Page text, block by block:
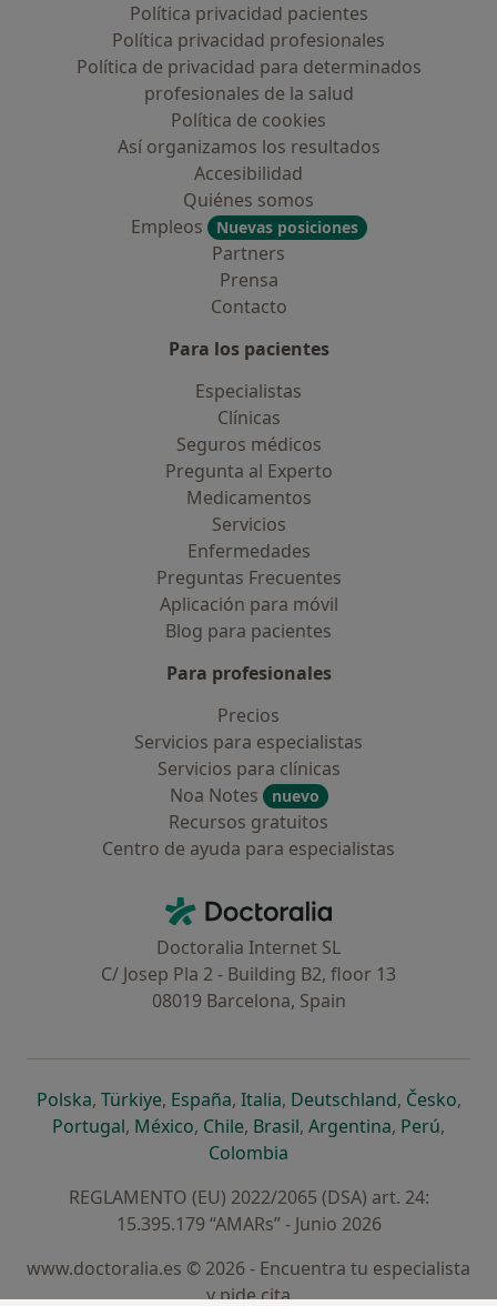
Política privacidad pacientes
Política privacidad profesionales
Política de privacidad para determinados
profesionales de la salud
Política de cookies
Así organizamos los resultados
Accesibilidad
Quiénes somos
Empleos
Nuevas posiciones
Partners
Prensa
Contacto
Para los pacientes
Especialistas
Clínicas
Seguros médicos
Pregunta al Experto
Medicamentos
Servicios
Enfermedades
Preguntas Frecuentes
Aplicación para móvil
Blog para pacientes
Para profesionales
Precios
Servicios para especialistas
Servicios para clínicas
Noa Notes
nuevo
Recursos gratuitos
Centro de ayuda para especialistas
Doctoralia - Página de inicio
Doctoralia Internet SL
C/ Josep Pla 2 - Building B2, floor 13
08019 Barcelona, Spain
Polskase abre en una nueva pestaña
, Türkiyese abre en una nueva pestaña
, Españase abre en una nueva pestaña
, Italiase abre en una nueva
, Deutschlandse abre en
, Českose
,
Portugalse abre en una nueva pestaña
, Méxicose abre en una nueva pestaña
, Chilese abre en una nueva pestaña
, Brasilse abre en una nueva
, Argentinase abre en
, Perúse
,
Colombia
REGLAMENTO (EU) 2022/2065 (DSA) art. 24:
15.395.179 “AMARs” - Junio 2026
www.doctoralia.es © 2026 - Encuentra tu especialista
y pide cita